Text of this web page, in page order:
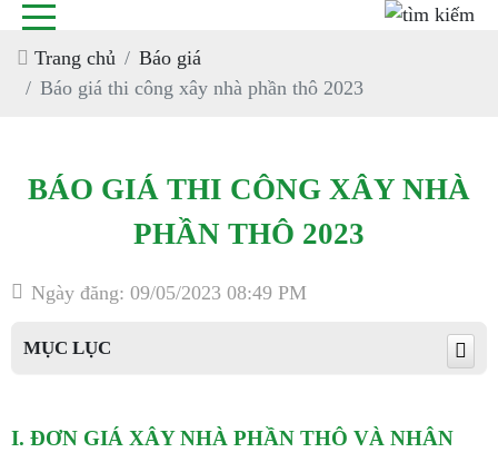
Trang chủ
Báo giá
Báo giá thi công xây nhà phần thô 2023
BÁO GIÁ THI CÔNG XÂY NHÀ
PHẦN THÔ 2023
Ngày đăng: 09/05/2023 08:49 PM
MỤC LỤC
I. ĐƠN GIÁ XÂY NHÀ PHẦN THÔ VÀ NHÂN